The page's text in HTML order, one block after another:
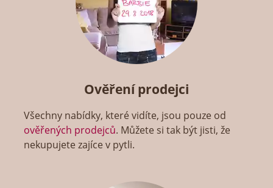
Ověření prodejci
Všechny nabídky, které vidíte, jsou pouze od
ověřených prodejců. Můžete si tak být jisti, že
nekupujete zajíce v pytli.